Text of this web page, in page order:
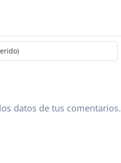
datos de tus comentarios.